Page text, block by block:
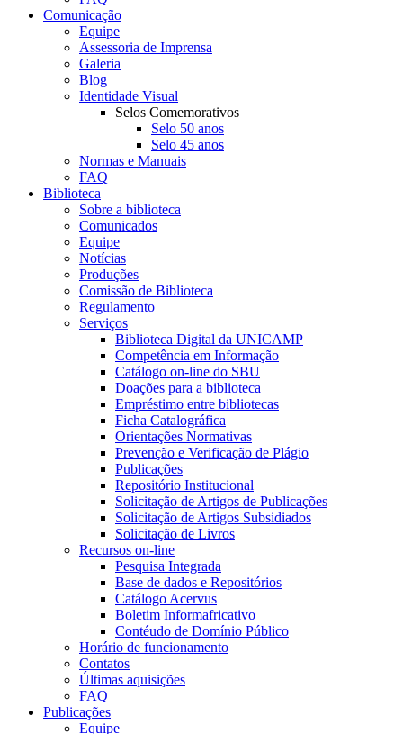
Comunicação
Equipe
Assessoria de Imprensa
Galeria
Blog
Identidade Visual
Selos Comemorativos
Selo 50 anos
Selo 45 anos
Normas e Manuais
FAQ
Biblioteca
Sobre a biblioteca
Comunicados
Equipe
Notícias
Produções
Comissão de Biblioteca
Regulamento
Serviços
Biblioteca Digital da UNICAMP
Competência em Informação
Catálogo on-line do SBU
Doações para a biblioteca
Empréstimo entre bibliotecas
Ficha Catalográfica
Orientações Normativas
Prevenção e Verificação de Plágio
Publicações
Repositório Institucional
Solicitação de Artigos de Publicações
Solicitação de Artigos Subsidiados
Solicitação de Livros
Recursos on-line
Pesquisa Integrada
Base de dados e Repositórios
Catálogo Acervus
Boletim Informafricativo
Contéudo de Domínio Público
Horário de funcionamento
Contatos
Últimas aquisições
FAQ
Publicações
Equipe